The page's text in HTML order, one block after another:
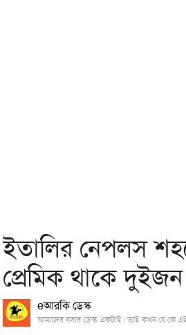
ইতালির নেপলস
প্রেমিক থাকে দুইজন
eআরকি ডেস্ক
আমাদের বসার ডেস্ক একটাই। তাই কখন যে কে